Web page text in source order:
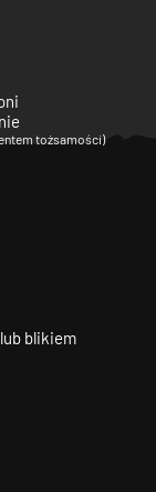
tożsamości)
blikiem